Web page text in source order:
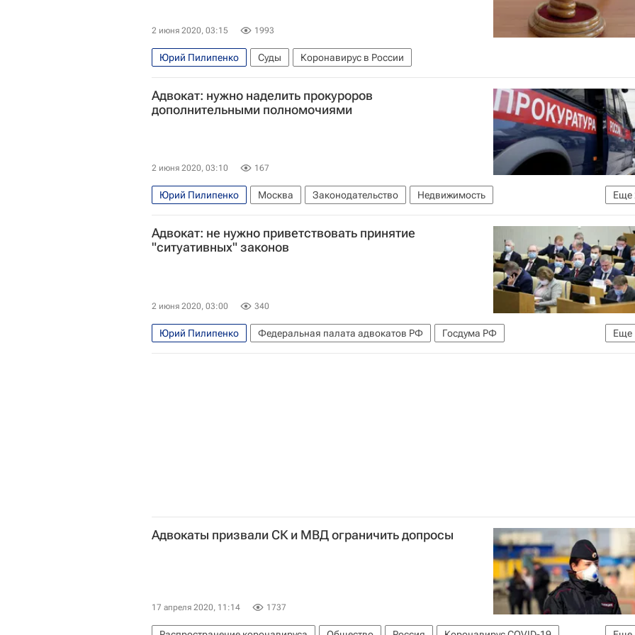
2 июня 2020, 03:15 1993
Юрий Пилипенко Суды Коронавирус в России
Адвокат: нужно наделить прокуроров
дополнительными полномочиями
2 июня 2020, 03:10 167
Еще
Юрий Пилипенко Москва Законодательство
Недвижимость
Федеральная палата адвокатов РФ
Суды
Адвокат: не нужно приветствовать принятие
"ситуативных" законов
2 июня 2020, 03:00 340
Еще
Юрий Пилипенко Федеральная палата адвокатов РФ
Госдума РФ
Законодательство
Адвокаты призвали СК и МВД ограничить допросы
17 апреля 2020, 11:14 1737